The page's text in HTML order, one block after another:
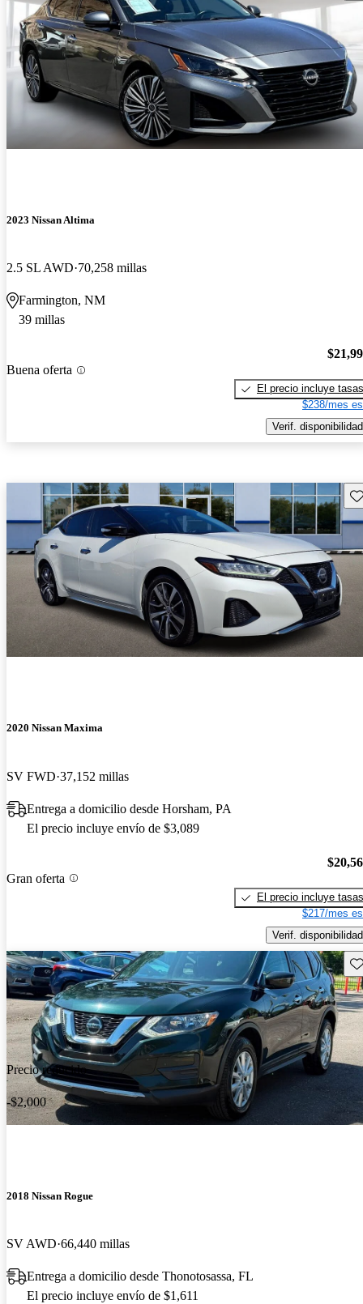
2023 Nissan Altima
2.5 SL AWD 70,258 millas
Farmington, NM
39 millas
Buena oferta
El precio incluye tasas
$238/mes
Verif. disponibilidad
2020 Nissan Maxima
SV FWD 37,152 millas
Entrega a domicilio desde Horsham, PA
El precio incluye envío de $3,089
Gran oferta
El precio incluye tasas
$217/mes
Verif. disponibilidad
Precio reducido
-$2,000
2018 Nissan Rogue
SV AWD 66,440 millas
Entrega a domicilio desde Thonotosassa, FL
El precio incluye envío de $1,611